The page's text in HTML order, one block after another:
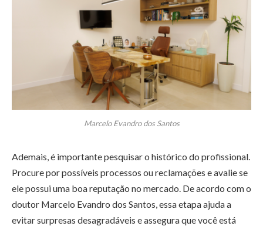
Marcelo Evandro dos Santos
Ademais, é importante pesquisar o histórico do profissional.
Procure por possíveis processos ou reclamações e avalie se
ele possui uma boa reputação no mercado. De acordo com o
doutor Marcelo Evandro dos Santos, essa etapa ajuda a
evitar surpresas desagradáveis e assegura que você está